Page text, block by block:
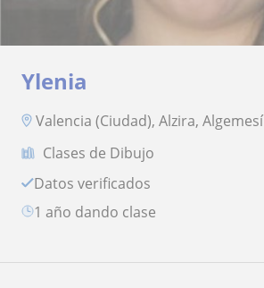
Ylenia
Valencia (Ciudad), Alzira, Algemesí
Clases de Dibujo
Datos verificados
1 año dando clase